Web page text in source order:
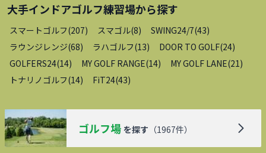
大手インドアゴルフ練習場から探す
スマートゴルフ(207) スマゴル(8) SWING24/7(43)
ラウンジレンジ(68) ラハゴルフ(13) DOOR TO GOLF(24)
GOLFERS24(14) MY GOLF RANGE(14) MY GOLF LANE(21 )
トナリノゴルフ(14) FiT24(43)
ゴルフ場 を探す （1967件）